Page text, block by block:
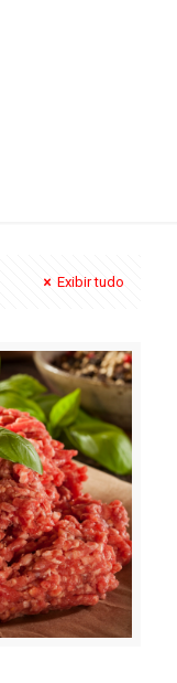
Exibir tudo